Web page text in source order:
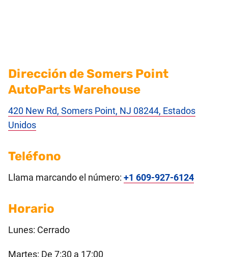
Dirección de Somers Point
AutoParts Warehouse
420 New Rd, Somers Point, NJ 08244, Estados
Unidos
Teléfono
Llama marcando el número: +1 609-927-6124
Horario
Lunes: Cerrado
Martes: De 7:30 a 17:00